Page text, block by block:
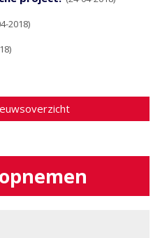
2018)